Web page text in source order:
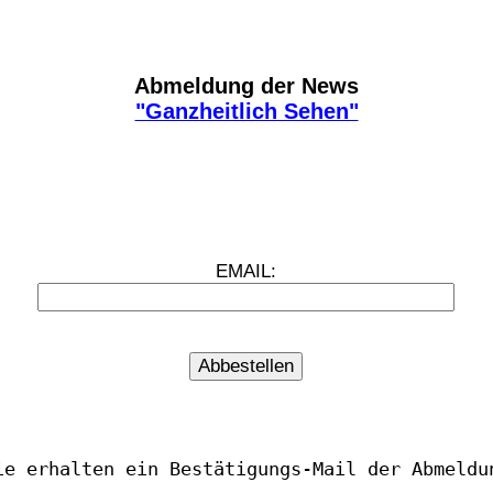
Abmeldung der News
"Ganzheitlich Sehen"
EMAIL:
erhalten ein Bestätigungs-Mail der